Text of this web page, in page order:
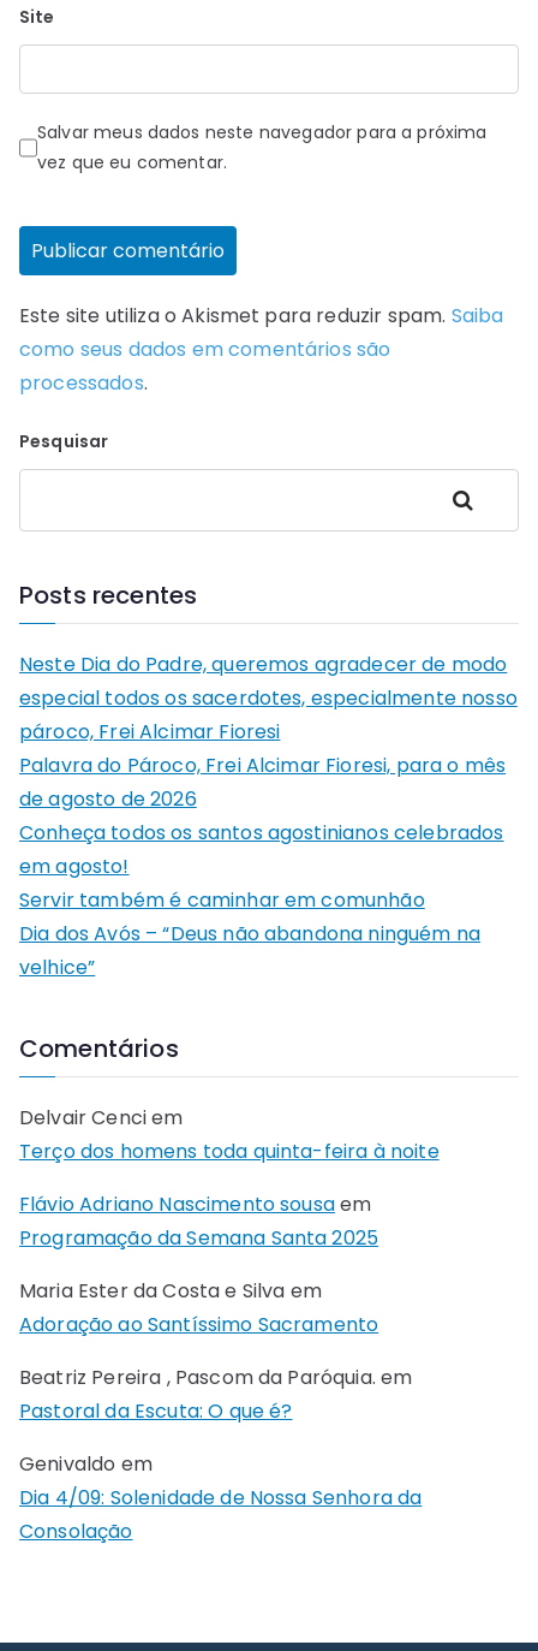
Site
Salvar meus dados neste navegador para a próxima
vez que eu comentar.
Este site utiliza o Akismet para reduzir spam. Saiba
como seus dados em comentários são
processados.
Pesquisar
Pesquisar
Posts recentes
Neste Dia do Padre, queremos agradecer de modo
especial todos os sacerdotes, especialmente nosso
pároco, Frei Alcimar Fioresi
Palavra do Pároco, Frei Alcimar Fioresi, para o mês
de agosto de 2026
Conheça todos os santos agostinianos celebrados
em agosto!
Servir também é caminhar em comunhão
Dia dos Avós – “Deus não abandona ninguém na
velhice”
Comentários
Delvair Cenciem
Terço dos homens toda quinta-feira à noite
Flávio Adriano Nascimento sousaem
Programação da Semana Santa 2025
Maria Ester da Costa e Silva em
Adoração ao Santíssimo Sacramento
Beatriz Pereira , Pascom da Paróquia. em
Pastoral da Escuta: O que é?
Genivaldo em
Dia 4/09: Solenidade de Nossa Senhora da
Consolação